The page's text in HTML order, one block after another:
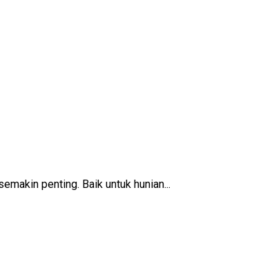
penting. Baik untuk hunian...